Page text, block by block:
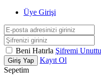
Üye Girişi
Beni Hatırla Şifremi
Giriş Yap
Kayıt Ol
Sepetim